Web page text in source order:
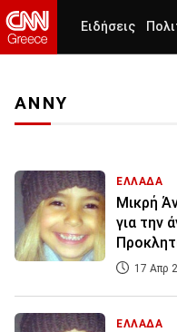
Ειδήσεις
ΑΝΝΥ
ΕΛΛΑΔΑ
Μικρή
για την
17 Απρ
ΕΛΛΑΔΑ